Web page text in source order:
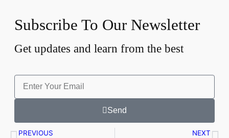
Subscribe To Our Newsletter
Get updates and learn from the best
Send
PREVIOUS NEXT